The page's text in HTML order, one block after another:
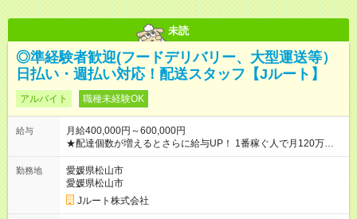
未読
◎準経験者歓迎(フードデリバリー、大型運送等）
日払い・週払い対応！配送スタッフ【Jルート】
アルバイト 職種未経験OK
給与
月給400,000円～600,000円
★配達個数が増えるとさらに給与UP！ 1番稼ぐ人で月120万ほ
ど！ ・主要都市エリア 月収55万円／週5日稼働 月収65万~112
万円／週6日稼働 ・地方郊外エリア 月収40万円／週5日稼働 月
収40万円~50万円／週6日稼働 ＜モデルイメージ＞ ■月収50万
円 (27歳男性/江東区在住)※元建築関係 1日150個配達×25日勤務
(日休み) ■月収80万円(43歳男性/墨田区在住)※元営業 1日200個
勤務地
愛媛県松山市
愛媛県松山市
Jルート株式会社